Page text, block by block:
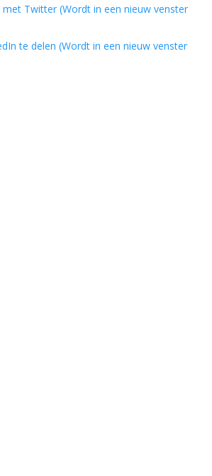
met Twitter (Wordt in een nieuw venster
te delen (Wordt in een nieuw venster